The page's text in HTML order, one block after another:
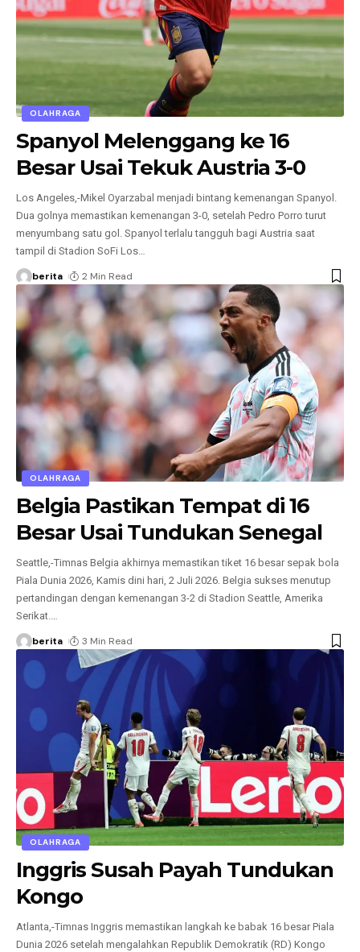
OLAHRAGA
Spanyol Melenggang ke 16
Besar Usai Tekuk Austria 3-0
Los Angeles,-Mikel Oyarzabal menjadi bintang kemenangan Spanyol.
Dua golnya memastikan kemenangan 3-0, setelah Pedro Porro turut
menyumbang satu gol. Spanyol terlalu tangguh bagi Austria saat
tampil di Stadion SoFi Los
berita 2 Min Read
OLAHRAGA
Belgia Pastikan Tempat di 16
Besar Usai Tundukan Senegal
Seattle,-Timnas Belgia akhirnya memastikan tiket 16 besar sepak bola
Piala Dunia 2026, Kamis dini hari, 2 Juli 2026. Belgia sukses menutup
pertandingan dengan kemenangan 3-2 di Stadion Seattle, Amerika
Serikat.
berita 3 Min Read
OLAHRAGA
Inggris Susah Payah Tundukan
Kongo
Atlanta,-Timnas Inggris memastikan langkah ke babak 16 besar Piala
Dunia 2026 setelah mengalahkan Republik Demokratik (RD) Kongo